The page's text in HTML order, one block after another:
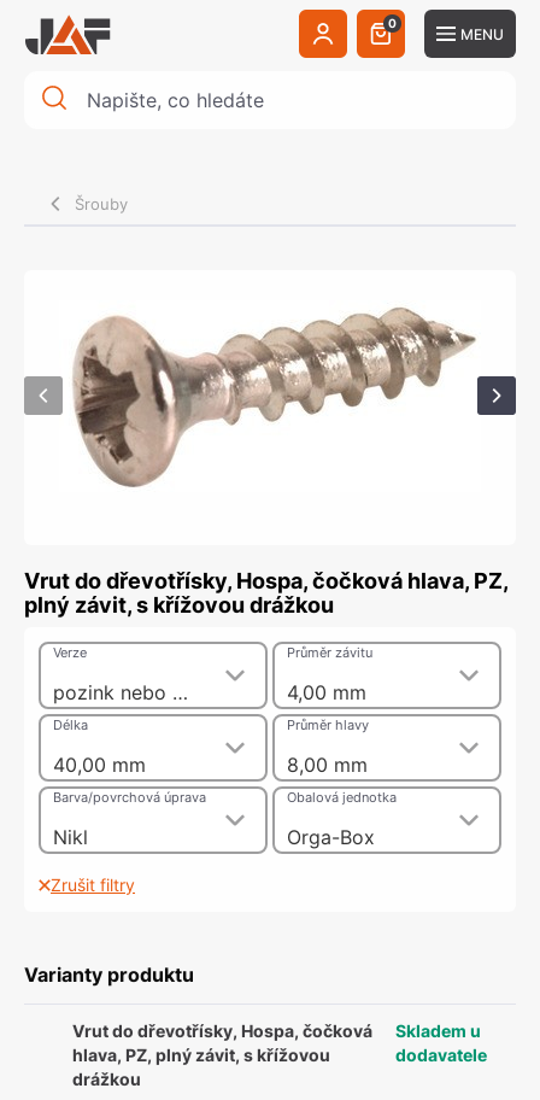
0
MENU
Šrouby
Vrut do dřevotřísky, Hospa, čočková hlava, PZ,
plný závit, s křížovou drážkou
pozink nebo nikl
Verze
4,00 mm
Průměr závitu
40,00 mm
Délka
8,00 mm
Průměr hlavy
Nikl
Barva/povrchová úprava
Orga-Box
Obalová jednotka
Zrušit filtry
Varianty produktu
Vrut do dřevotřísky, Hospa, čočková
hlava, PZ, plný závit, s křížovou
drážkou
Skladem u
dodavatele